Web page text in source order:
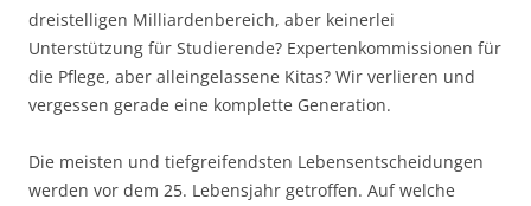
dreistelligen Milliardenbereich, aber keinerlei
Unterstützung für Studierende? Expertenkommissionen für
die Pflege, aber alleingelassene Kitas? Wir verlieren und
vergessen gerade eine komplette Generation.
Die meisten und tiefgreifendsten Lebensentscheidungen
werden vor dem 25. Lebensjahr getroffen. Auf welche